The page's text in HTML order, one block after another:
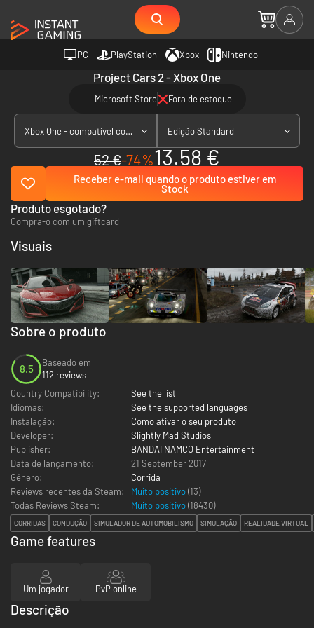
PC PlayStation Xbox Nintendo
Project Cars 2 - Xbox One
Microsoft Store Fora de estoque
Xbox One - compatível com Xbox Series X|S Edição Standard
52 €-74%13.58 €
Receber e-mail quando o produto estiver em
Stock
Produto esgotado?
Compra-o com um giftcard
Sobre o produto
8.5
Baseado em
112 reviews
Country Compatibility:
See the list
Idiomas:
See the supported languages
Instalação:
Como ativar o seu produto
Developer:
Slightly Mad Studios
Publisher:
BANDAI NAMCO Entertainment
Data de lançamento:
21 September 2017
Género:
Corrida
Reviews recentes da Steam:
Muito positivo(13)
Todas Reviews Steam:
Muito positivo(18430)
CORRIDAS CONDUÇÃO SIMULADOR DE AUTOMOBILISMO SIMULAÇÃO REALIDADE VIRTUAL
Visuais
Game features
Um jogador PvP online
Descrição